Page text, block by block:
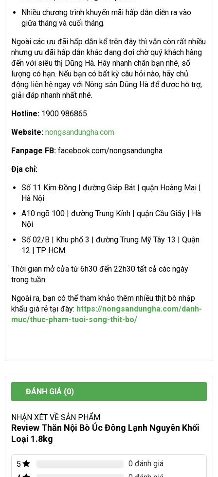
Nhiều chương trình khuyến mãi hấp dẫn diễn ra vào
giữa tháng và cuối tháng.
Ngoài các ưu đãi hấp dẫn kể trên đây thì vẫn còn rất nhiều
nhưng ưu đãi hấp dẫn khác đang đợi chờ quý khách hàng
đến với siêu thị Dũng Hà. Hãy nhanh chân bạn nhé, số
lượng có hạn. Nếu bạn có bất kỳ câu hỏi nào, hãy chủ
động liên hệ ngay với Nông sản Dũng Hà để được hỗ trợ,
giải đáp nhanh nhất nhé.
Hotline: 1900 986865.
Website: nongsandungha.com
Fanpage FB: facebook.com/nongsandungha
Địa chỉ:
Số 11 Kim Đồng | đường Giáp Bát | quận Hoàng Mai |
Hà Nội
A10 ngõ 100 | đường Trung Kính | quận Cầu Giấy | Hà
Nội
Số 02/B | Khu phố 3 | đường Trung Mỹ Tây 13 | Quận
12 | TP HCM
Thời gian mở cửa từ 6h30 đến 22h30 tất cả các ngày
trong tuần.
Ngoài ra, bạn có thể tham khảo thêm nhiều thịt bò nhập
khẩu giá rẻ tại đây: https://nongsandungha.com/danh-
muc/thuc-pham-tuoi-song-thit-bo/
ĐÁNH GIÁ (0)
NHẬN XÉT VỀ SẢN PHẨM
Review Thăn Nội Bò Úc Đông Lạnh Nguyên Khối
Loại 1.8kg
5
0 đánh giá